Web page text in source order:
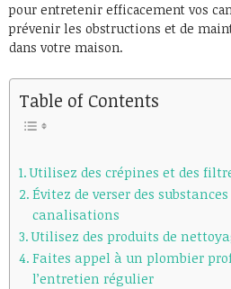
pour entretenir efficacement vos
prévenir les obstructions et de
dans votre maison.
Table of Contents
Utilisez des crépines et des
Évitez de verser des
canalisations
Utilisez des produits de
Faites appel à un plombier
l’entretien régulier